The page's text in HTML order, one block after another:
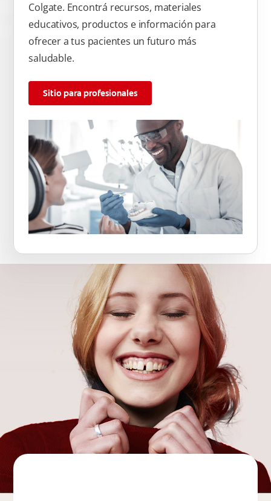
Colgate. Encontrá recursos, materiales
educativos, productos e información para
ofrecer a tus pacientes un futuro más
saludable.
Sitio para profesionales